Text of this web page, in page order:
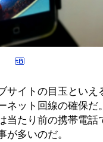
サイトの目玉とい
ネット回線の確保
当たり前の携帯電
が多いのだ。